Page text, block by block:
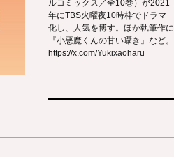
ルコミックス／全10巻）が2021
年にTBS火曜夜10時枠でドラマ
化し、人気を博す。ほか執筆作に
『小悪魔くんの甘い囁き』など。
https://x.com/Yukixaoharu